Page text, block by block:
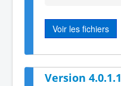
Voir les fichiers
Version 4.0.1.1